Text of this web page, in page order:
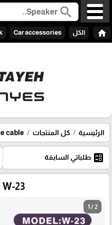
search
home الكل Car accessories
الرئيسية كل المنتجات cable
ballot طلباتي السابقة
23
1 / 2